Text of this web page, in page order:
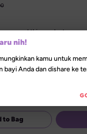
this product
Pickup Tersedia
to Bag
nih!
kamu untuk
bayi Anda dan dishare ke